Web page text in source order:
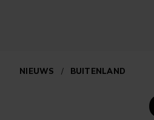
NIEUWS / BUITENLAND